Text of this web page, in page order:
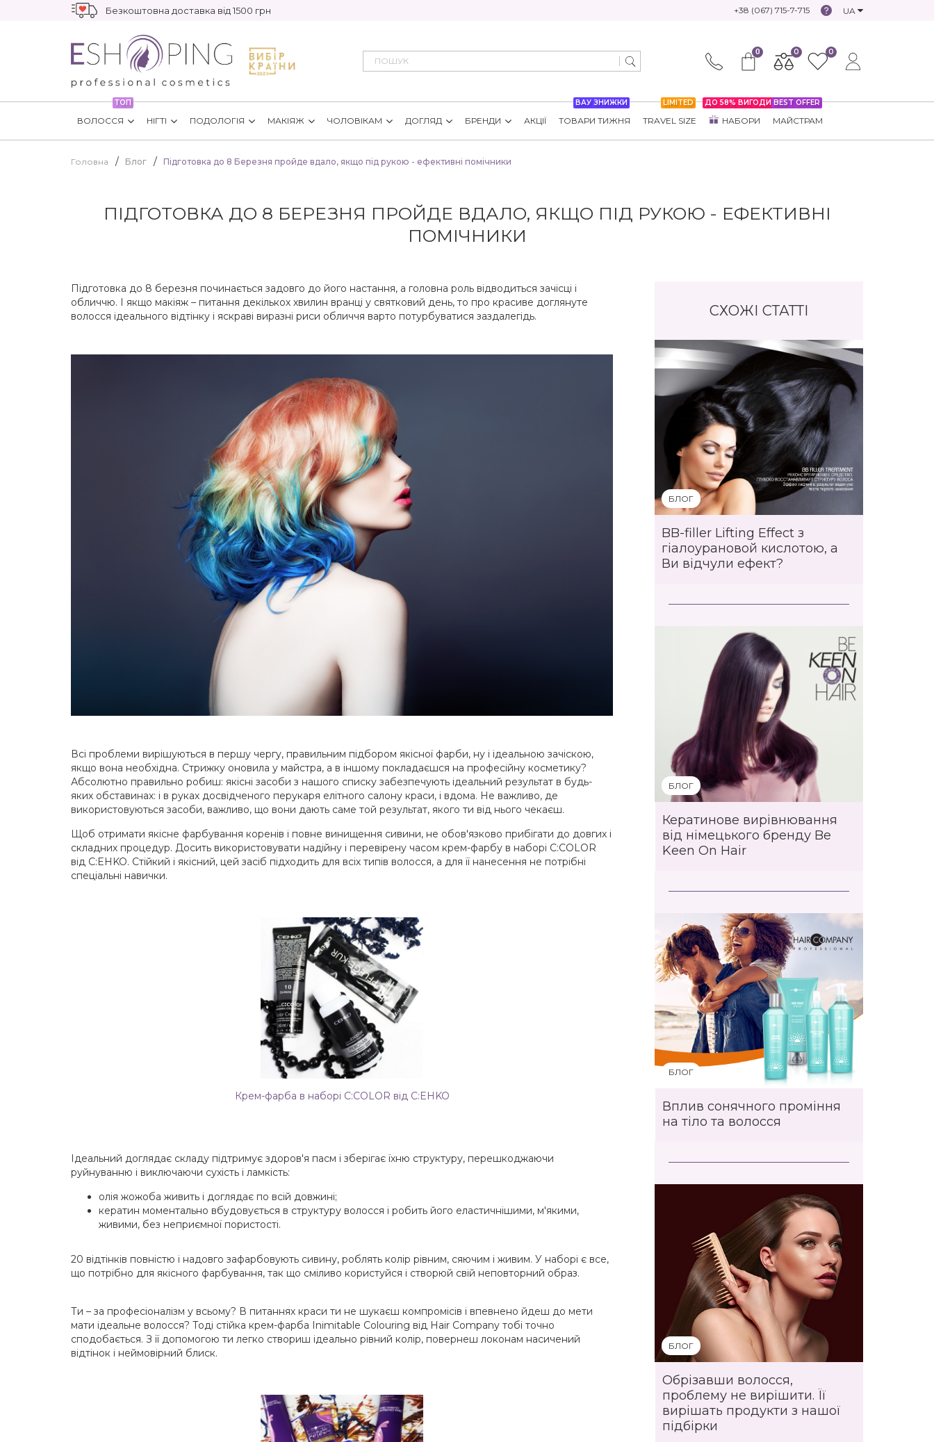
Безкоштовна доставка від 1500 грн +38 (067) 715-7-715 UA
0 0 0
ТОП
ВОЛОССЯ НІГТІ ПОДОЛОГІЯ МАКІЯЖ ЧОЛОВІКАМ ДОГЛЯД БРЕНДИ АКЦІЇ
ВАУ ЗНИЖКИ
ТОВАРИ ТИЖНЯ
LIMITED
TRAVEL SIZE
ДО 58% ВИГОДИ
НАБОРИ
BEST OFFER
МАЙСТРАМ
Головна Блог Підготовка до 8 Березня пройде вдало, якщо під рукою - ефективні помічники
ПІДГОТОВКА ДО 8 БЕРЕЗНЯ ПРОЙДЕ ВДАЛО, ЯКЩО ПІД РУКОЮ - ЕФЕКТИВНІ
ПОМІЧНИКИ
СХОЖІ СТАТТІ
БЛОГ
BB-filler Lifting Effect з
гіалоурановой кислотою, а
Ви відчули ефект?
БЛОГ
Кератинове вирівнювання
від німецького бренду Be
Keen On Hair
БЛОГ
Вплив сонячного проміння
на тіло та волосся
БЛОГ
Обрізавши волосся,
проблему не вирішити. Її
вирішать продукти з нашої
підбірки
Підготовка до 8 березня починається задовго до його настання, а головна роль відводиться зачісці і
обличчю. І якщо макіяж – питання декількох хвилин вранці у святковий день, то про красиве доглянуте
волосся ідеального відтінку і яскраві виразні риси обличчя варто потурбуватися заздалегідь.
Всі проблеми вирішуються в першу чергу, правильним підбором якісної фарби, ну і ідеальною зачіскою,
якщо вона необхідна. Стрижку оновила у майстра, а в іншому покладаєшся на професійну косметику?
Абсолютно правильно робиш: якісні засоби з нашого списку забезпечують ідеальний результат в будь-
яких обставинах: і в руках досвідченого перукаря елітного салону краси, і вдома. Не важливо, де
використовуються засоби, важливо, що вони дають саме той результат, якого ти від нього чекаєш.
Щоб отримати якісне фарбування коренів і повне винищення сивини, не обов'язково прибігати до довгих і
складних процедур. Досить використовувати надійну і перевірену часом крем-фарбу в наборі C:COLOR
від C:EHKO. Стійкий і якісний, цей засіб підходить для всіх типів волосся, а для її нанесення не потрібні
спеціальні навички.
Крем-фарба в наборі C:COLOR від C:EHKO
Ідеальний доглядає складу підтримує здоров'я пасм і зберігає їхню структуру, перешкоджаючи
руйнуванню і виключаючи сухість і ламкість:
олія жожоба живить і доглядає по всій довжині;
кератин моментально вбудовується в структуру волосся і робить його еластичнішими, м'якими,
живими, без неприємної пористості.
20 відтінків повністю і надовго зафарбовують сивину, роблять колір рівним, сяючим і живим. У наборі є все,
що потрібно для якісного фарбування, так що сміливо користуйся і створюй свій неповторний образ.
Ти – за професіоналізм у всьому? В питаннях краси ти не шукаєш компромісів і впевнено йдеш до мети
мати ідеальне волосся? Тоді стійка крем-фарба Inimitable Colouring від Hair Company тобі точно
сподобається. З її допомогою ти легко створиш ідеально рівний колір, повернеш локонам насичений
відтінок і неймовірний блиск.